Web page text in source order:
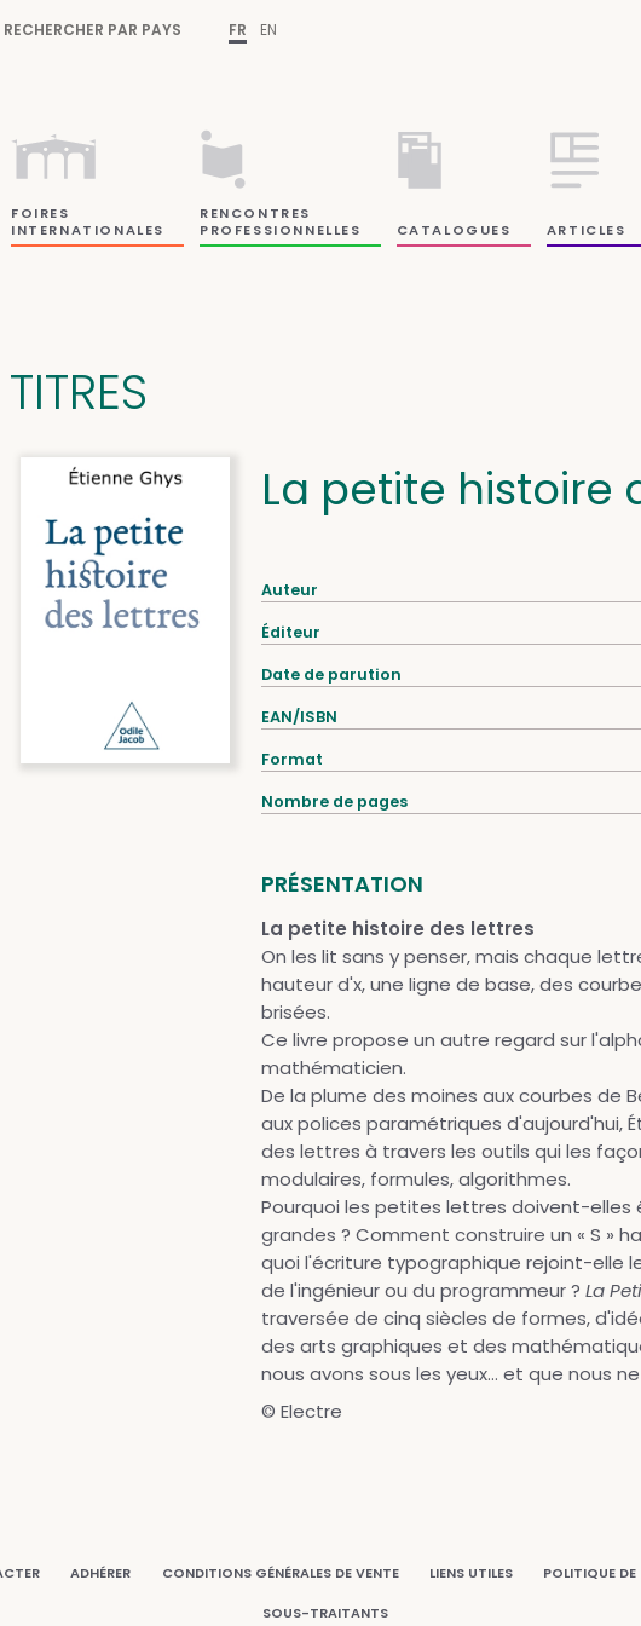
RECHERCHER PAR PAYS FR EN
FOIRES
INTERNATIONALES
RENCONTRES
PROFESSIONNELLES
CATALOGUES ARTICLES
TITRES
La petite histoire
Auteur
Éditeur
Date de parution
EAN/ISBN
Format
Nombre de pages
PRÉSENTATION
La petite histoire des lettres
On les lit sans y penser, mais chaque
hauteur d'x, une ligne de base, des
brisées.
Ce livre propose un autre regard sur
mathématicien.
De la plume des moines aux courbes de
aux polices paramétriques d'aujourd'hui,
des lettres à travers les outils qui les
modulaires, formules, algorithmes.
Pourquoi les petites lettres doivent-elles
grandes ? Comment construire un « S »
quoi l'écriture typographique rejoint-elle
de l'ingénieur ou du programmeur ? La
traversée de cinq siècles de formes,
des arts graphiques et des
nous avons sous les yeux... et que nous
© Electre
ADHÉRER CONDITIONS GÉNÉRALES DE VENTE LIENS UTILES POLITIQUE
SOUS-TRAITANTS